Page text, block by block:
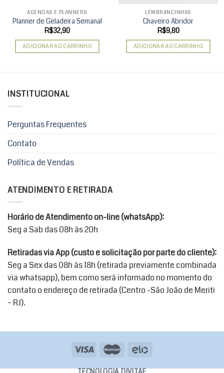
AGENDAS E PLANNERS
Planner de Geladeira Semanal
R$32,90
ADICIONAR AO CARRINHO
LEMBRANCINHAS
Chaveiro Abridor
R$9,80
ADICIONAR AO CARRINHO
INSTITUCIONAL
Perguntas Frequentes
Contato
Política de Vendas
ATENDIMENTO E RETIRADA
Horário de Atendimento on-line (whatsApp):
Seg a Sab das 08h às 20h
Retiradas via App (custo e solicitação por parte do cliente):
Seg a Sex das 08h às 18h (retirada previamente combinada
via whatsapp), bem como será informado no momento do
contato o endereço de retirada (Centro -São João de Meriti
– RJ).